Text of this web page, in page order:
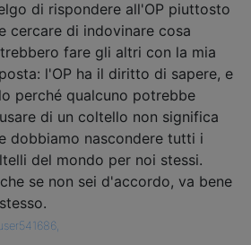
di rispondere all'OP piuttosto
cercare di indovinare cosa
fare gli altri con la mia
l'OP ha il diritto di sapere, e
perché qualcuno potrebbe
di un coltello non significa
dobbiamo nascondere tutti i
del mondo per noi stessi.
se non sei d'accordo, va bene